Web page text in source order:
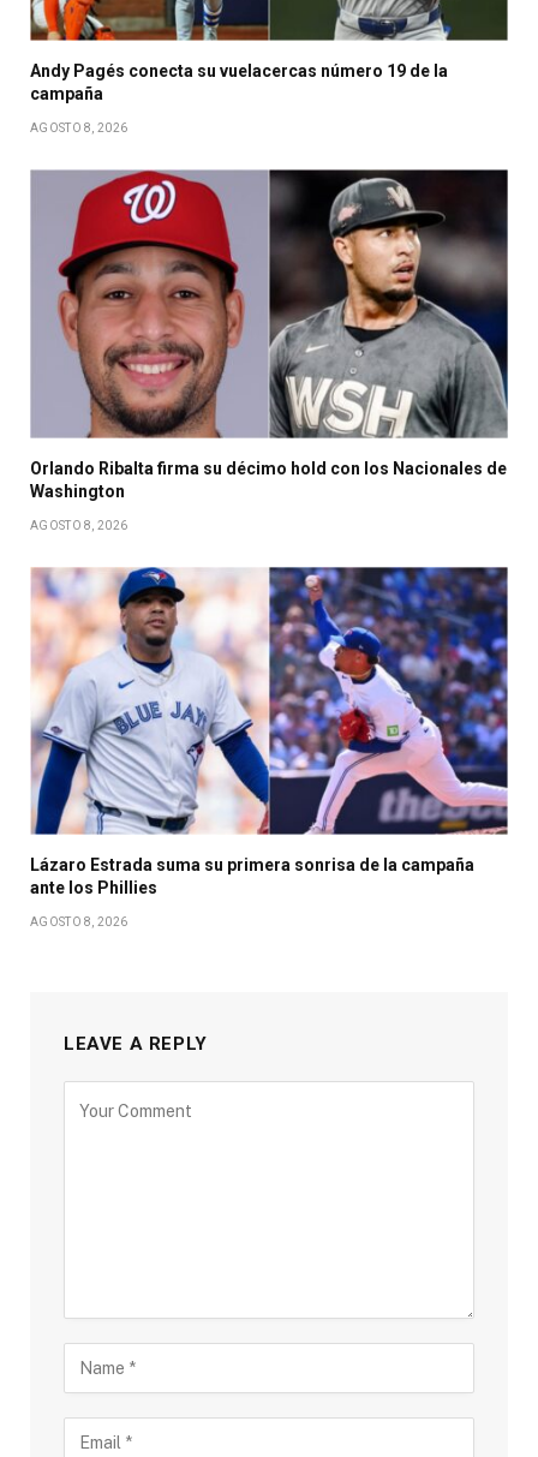
Andy Pagés conecta su vuelacercas número 19 de la
campaña
AGOSTO 8, 2026
Orlando Ribalta firma su décimo hold con los Nacionales de
Washington
AGOSTO 8, 2026
Lázaro Estrada suma su primera sonrisa de la campaña
ante los Phillies
AGOSTO 8, 2026
LEAVE A REPLY